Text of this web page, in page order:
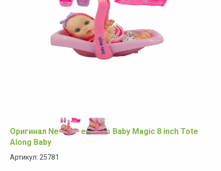
Оригинал New Adventures Baby Magic 8 inch Tote
Along Baby
Артикул: 25781